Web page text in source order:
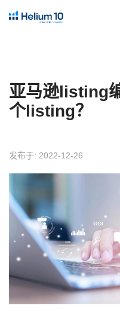
亚马逊listing
个listing？
发布于: 2022-12-26